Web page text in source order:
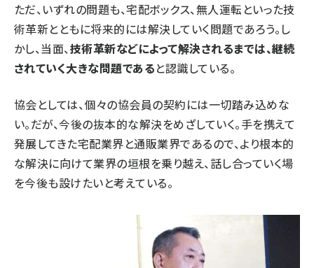
ただ、いずれの問題も、宅配ボックス、無人運転といった技
術革新とともに将来的には解決していく問題であろう。し
かし、当面、技術革新などによって解決されるまでは、継続
されていく大きな問題であると認識している。
協会としては、個々の協会員の契約には一切踏み込めな
い。だが、今後の抜本的な解決をめざしていく。手を携えて
発展してきた宅配業界と通販業界であるので、より根本的
な解決に向けて業界の垣根を乗り越え、話し合っていく場
を今後も設けたいと考えている。